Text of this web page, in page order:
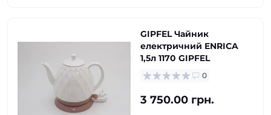
GIPFEL Чайник
електричний ENRICA
1,5л 1170 GIPFEL
0
3 750.00 грн.